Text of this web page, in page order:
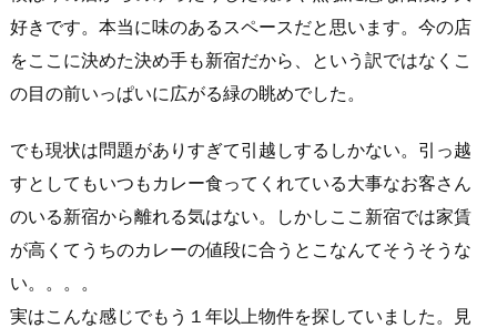
好きです。本当に味のあるスペースだと思います。今の店
をここに決めた決め手も新宿だから、という訳ではなくこ
の目の前いっぱいに広がる緑の眺めでした。
でも現状は問題がありすぎて引越しするしかない。引っ越
すとしてもいつもカレー食ってくれている大事なお客さん
のいる新宿から離れる気はない。しかしここ新宿では家賃
が高くてうちのカレーの値段に合うとこなんてそうそうな
い。。。。
実はこんな感じでもう１年以上物件を探していました。見